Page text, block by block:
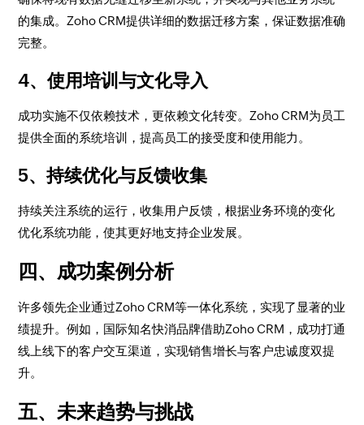
的集成。Zoho CRM提供详细的数据迁移方案，保证数据准确
完整。
4、使用培训与文化导入
成功实施不仅依赖技术，更依赖文化转变。Zoho CRM为员工
提供全面的系统培训，提高员工的接受度和使用能力。
5、持续优化与反馈收集
持续关注系统的运行，收集用户反馈，根据业务环境的变化
优化系统功能，使其更好地支持企业发展。
四、成功案例分析
许多领先企业通过Zoho CRM等一体化系统，实现了显著的业
绩提升。例如，国际知名快消品牌借助Zoho CRM，成功打通
线上线下的客户交互渠道，实现销售增长与客户忠诚度双提
升。
五、未来趋势与挑战